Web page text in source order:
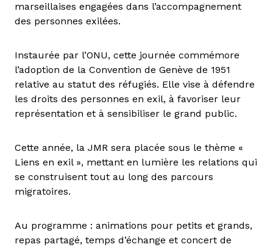
marseillaises engagées dans l’accompagnement
des personnes exilées.
Instaurée par l’ONU, cette journée commémore
l’adoption de la Convention de Genève de 1951
relative au statut des réfugiés. Elle vise à défendre
les droits des personnes en exil, à favoriser leur
représentation et à sensibiliser le grand public.
Cette année, la JMR sera placée sous le thème «
Liens en exil », mettant en lumière les relations qui
se construisent tout au long des parcours
migratoires.
Au programme : animations pour petits et grands,
repas partagé, temps d’échange et concert de